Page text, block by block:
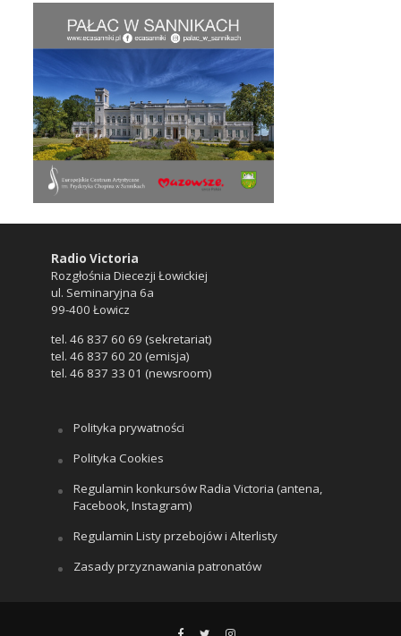
Radio Victoria
Rozgłośnia Diecezji Łowickiej
ul. Seminaryjna 6a
99-400 Łowicz
tel. 46 837 60 69 (sekretariat)
tel. 46 837 60 20 (emisja)
tel. 46 837 33 01 (newsroom)
Polityka prywatności
Polityka Cookies
Regulamin konkursów Radia Victoria (antena,
Facebook, Instagram)
Regulamin Listy przebojów i Alterlisty
Zasady przyznawania patronatów